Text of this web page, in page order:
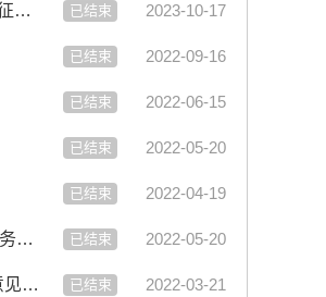
【征集】关于公开征求《关于进一步明确我市部分行业（领域）安全生产监管职责分工的通知（征求意见稿）》意见的公告 已结束 2023-10-17
已结束 2022-09-16
已结束 2022-06-15
已结束 2022-05-20
已结束 2022-04-19
【征集】关于公开征求《六安市贯彻落实国务院 安委会全面加强安全生产“十五条硬措施” 重点任务清单》（征求意见... 已结束 2022-05-20
【征集】关于公开征求《六安市“十四五”综合防灾减灾规划（2021-2025年）（征求意见稿）》意见的公告 已结束 2022-03-21